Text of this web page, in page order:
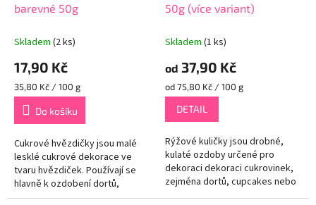
barevné 50g
Skladem (2 ks)
17,90 Kč
Měrná
cena:
35,80 Kč / 100 g
Do košíku
Cukrové hvězdičky jsou malé
lesklé cukrové dekorace ve
tvaru hvězdiček. Používají se
hlavně k ozdobení dortů,
cupcakes, sušenek, koláčů a
50g (více variant)
Skladem (1 ks)
od 37,90 Kč
Měrná
cena:
od 75,80 Kč / 100 g
DETAIL
Rýžové kuličky jsou drobné,
kulaté ozdoby určené pro
dekoraci dekoraci cukrovinek,
zejména dortů, cupcakes nebo
jiných dezertů. Tyto perleťové